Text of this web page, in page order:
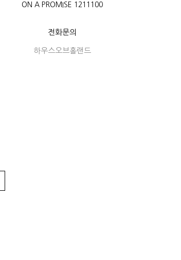
ON A PROMISE 1211100
전화문의
하우스오브홀랜드